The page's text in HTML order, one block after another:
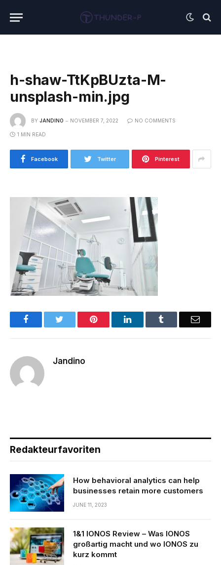
h-shaw-TtKpBUzta-M-
unsplash-min.jpg
BY JANDINO NOVEMBER 7, 2022 NO COMMENTS
1 MIN READ
Facebook Twitter Pinterest
Facebook Pinterest LinkedIn Email
Jandino
Redakteurfavoriten
How behavioral analytics can help
businesses retain more customers
JUNE 11, 2023
1&1 IONOS Review – Was IONOS
großartig macht und wo IONOS zu
kurz kommt